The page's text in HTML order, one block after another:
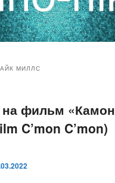
МИЛЛС
на фильм «Камон
C’mon C’mon)